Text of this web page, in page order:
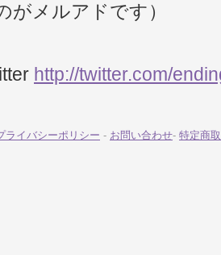
がメルアドです）
http://twitter.com/
ライバシーポリシー - お問い合わせ- 特定商